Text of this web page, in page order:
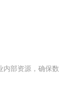
内部资源，确保数